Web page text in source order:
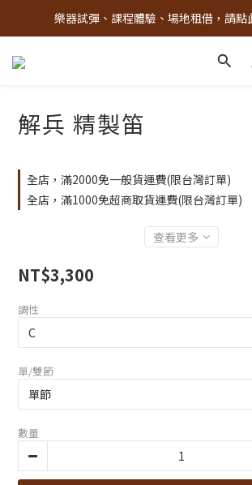
古亭門市 + 先進音樂教室週末假日
樂器試彈、課程體驗、場地租借，請點
古亭門市 + 先進音樂教室週末假日
解兵 精製笛
全店，滿2000免一般貨運費(限台灣訂單)
全店，滿1000免超商取貨運費(限台灣訂單)
查看更多
NT$3,300
調性
單/雙節
數量